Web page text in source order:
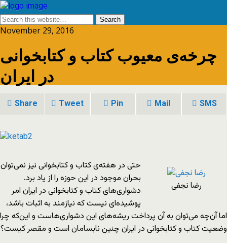
November 29, 2016
چرخه‌ی معیوب کتاب و کتابخوانی
در ایران
Share Tweet Pin Mail SMS
رضا نجفی
حتی در هفته‌ی کتاب و کتابخوانی نیز نمی‌توان
بحران موجود در این حوزه را از یاد برد.
دشواری‌های کتاب و کتابخوانی در ایران امر
پوشیده‌ای نیست که نیازمند به اثبات باشد،
اما آن‌چه می‌توان به آن پرداخت ریشه‌های این دشواری‌هاست و این‌که چرا
وضعیت کتاب و کتابخوانی در ایران چنین نابسامان است و مقصر کیست؟